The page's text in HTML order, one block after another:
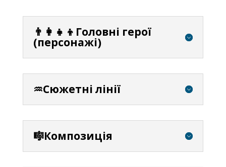
👨‍👩‍👧‍👦Головні герої
(персонажі)
♒Сюжетні лінії
🎼Композиція